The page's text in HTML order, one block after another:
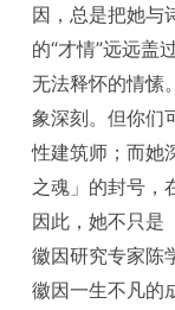
因，总是把她与
的“才情”远远盖
无法释怀的情愫
象深刻。但你们
性建筑师；而她
之魂」的封号，
因此，她不只是
徽因研究专家陈
徽因一生不凡的